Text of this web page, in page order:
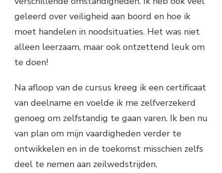
geleerd over veiligheid aan boord en hoe ik
moet handelen in noodsituaties. Het was niet
alleen leerzaam, maar ook ontzettend leuk om
te doen!
Na afloop van de cursus kreeg ik een certificaat
van deelname en voelde ik me zelfverzekerd
genoeg om zelfstandig te gaan varen. Ik ben nu
van plan om mijn vaardigheden verder te
ontwikkelen en in de toekomst misschien zelfs
deel te nemen aan zeilwedstrijden.